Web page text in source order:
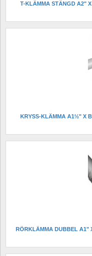
T-KLÄMMA STÄNGD A2"
KRYSS-KLÄMMA A1½" X
RÖRKLÄMMA DUBBEL A1"